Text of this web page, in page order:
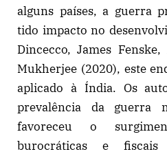
alguns países, a guerra
tido impacto no
Dincecco, James
Mukherjee (2020), este
aplicado à Índia. Os
prevalência da guerra
favoreceu o
burocráticas e